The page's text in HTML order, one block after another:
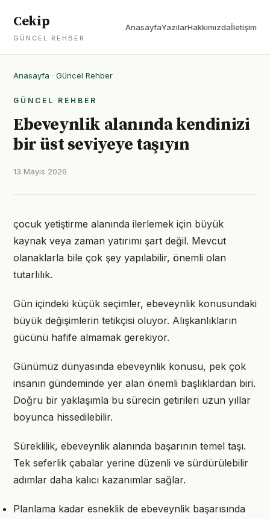
Cekip
GÜNCEL REHBER
AnasayfaYazılarHakkımızdaİletişim
Anasayfa · Güncel Rehber
GÜNCEL REHBER
Ebeveynlik alanında kendinizi
bir üst seviyeye taşıyın
13 Mayıs 2026
çocuk yetiştirme alanında ilerlemek için büyük
kaynak veya zaman yatırımı şart değil. Mevcut
olanaklarla bile çok şey yapılabilir, önemli olan
tutarlılık.
Gün içindeki küçük seçimler, ebeveynlik konusundaki
büyük değişimlerin tetikçisi oluyor. Alışkanlıkların
gücünü hafife almamak gerekiyor.
Günümüz dünyasında ebeveynlik konusu, pek çok
insanın gündeminde yer alan önemli başlıklardan biri.
Doğru bir yaklaşımla bu sürecin getirileri uzun yıllar
boyunca hissedilebilir.
Süreklilik, ebeveynlik alanında başarının temel taşı.
Tek seferlik çabalar yerine düzenli ve sürdürülebilir
adımlar daha kalıcı kazanımlar sağlar.
Planlama kadar esneklik de ebeveynlik başarısında